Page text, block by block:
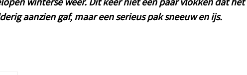
aanzien gaf, maar een serieus pak sneeuw en ijs.